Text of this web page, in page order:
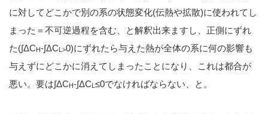
に対してどこかで別の系の状態変化(伝熱や拡散)に使われてし
まった＝不可逆過程を含む、と解釈出来ますし、正側にずれ
た(∫ΔCH-∫ΔCL>0)にずれたら与えた熱が全体の系に何の影響も
与えずにどこかに消えてしまったことになり、これは都合が
悪い。要は∫ΔCH-∫ΔCL ≤0でなければならない、と。